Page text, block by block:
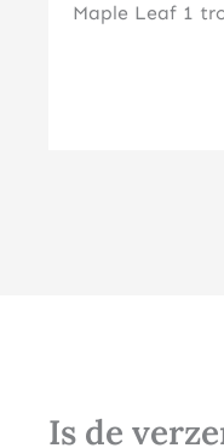
Maple Leaf 1
Is de